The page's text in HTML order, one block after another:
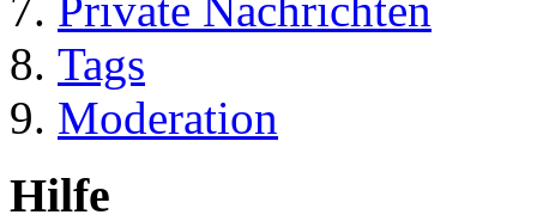
Private Nachrichten
Tags
Moderation
Hilfe